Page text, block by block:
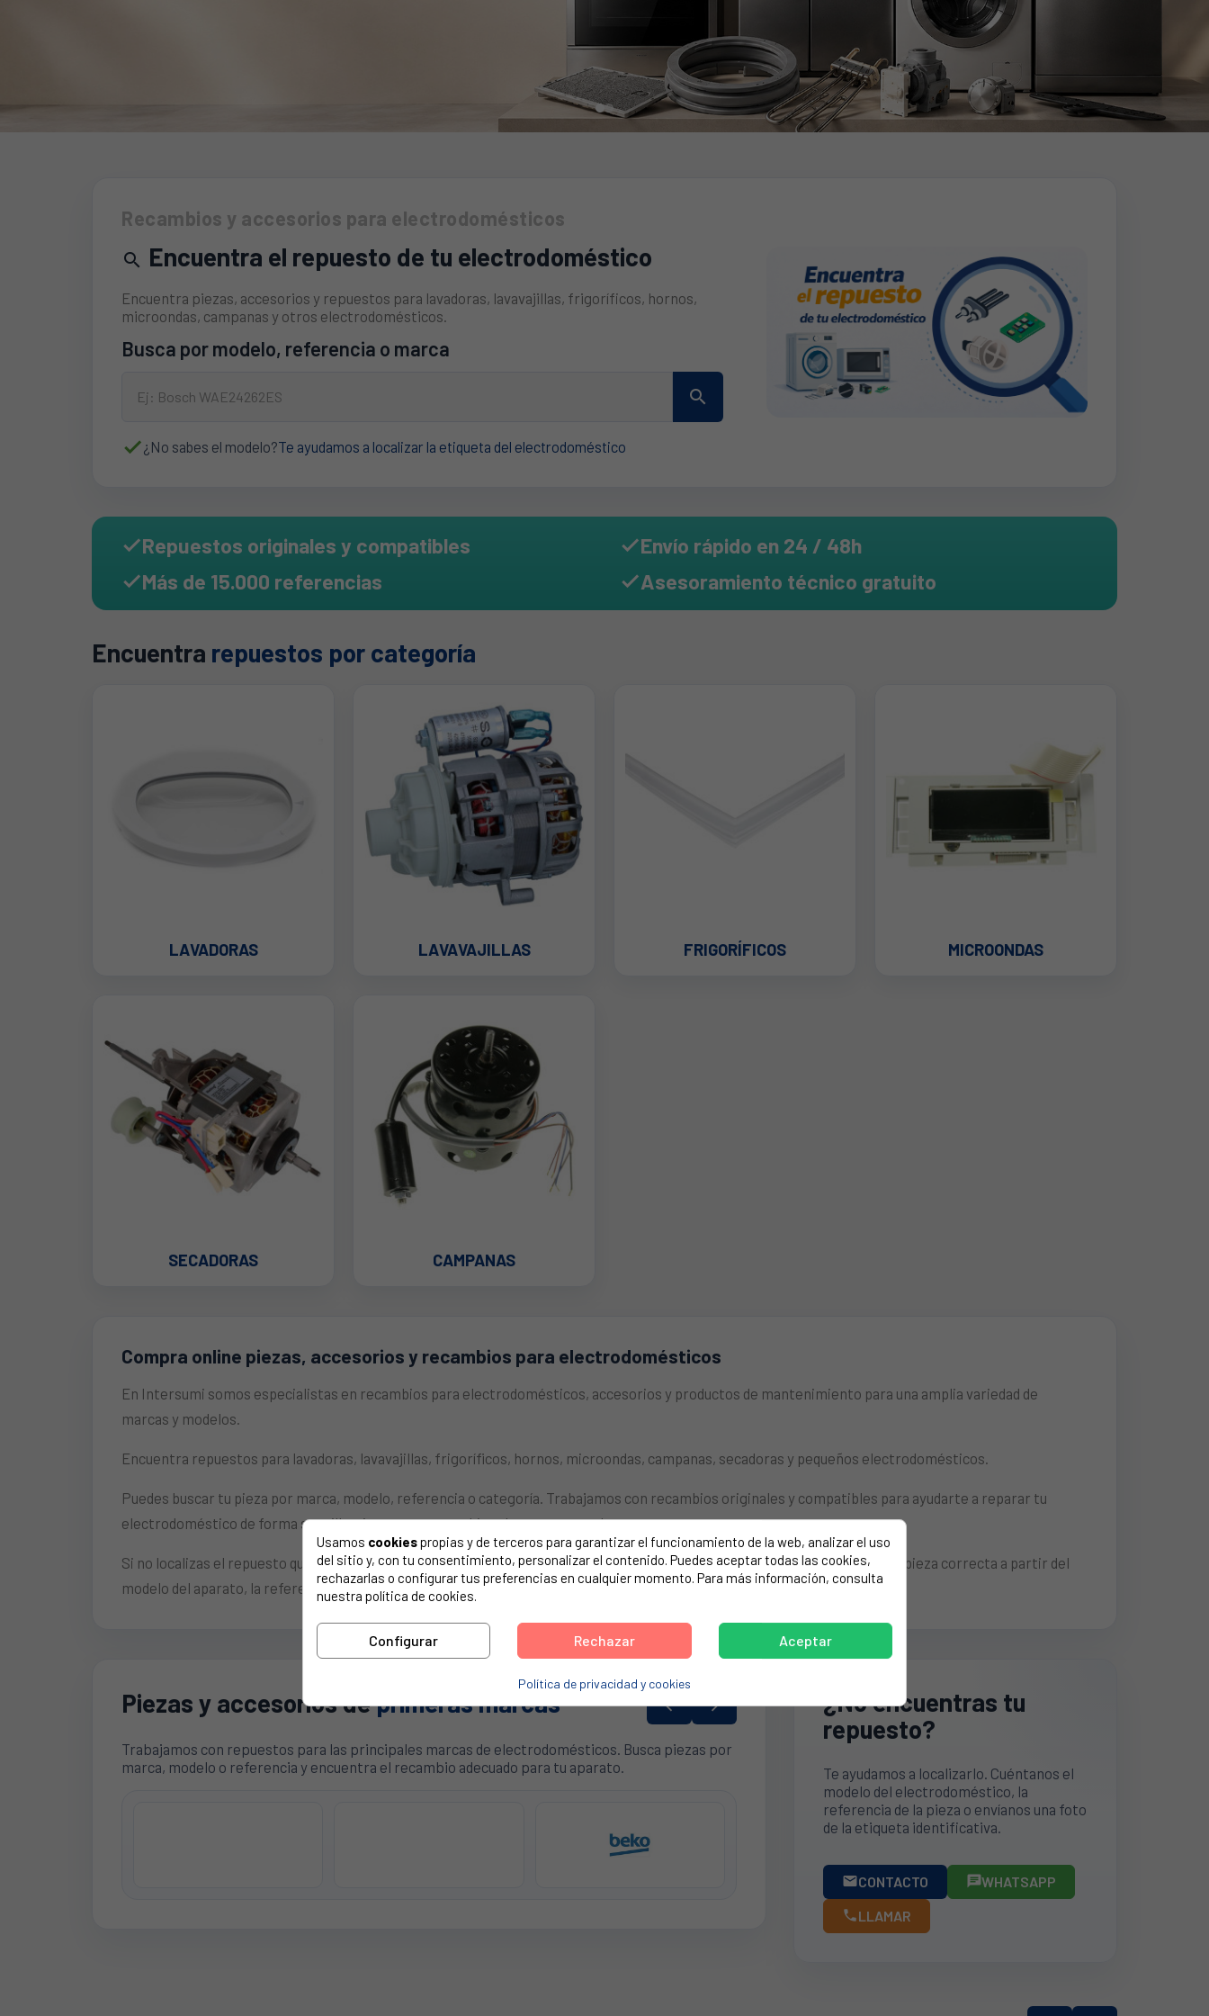
Piezas, accesorios y recambios para alargar la vida de tus
electrodomésticos.
Recambios y accesorios para electrodomésticos
 Encuentra el repuesto de tu electrodoméstico
Encuentra piezas, accesorios y repuestos para lavadoras, lavavajillas, frigoríficos, hornos,
microondas, campanas y otros electrodomésticos.
Busca por modelo, referencia o marca

 ¿No sabes el modelo?Te ayudamos a localizar la etiqueta del electrodoméstico
Repuestos originales y compatibles Envío rápido en 24 / 48h
Más de 15.000 referencias Asesoramiento técnico gratuito
Encuentra repuestos por categoría
LAVADORAS LAVAVAJILLAS FRIGORÍFICOS MICROONDAS
SECADORAS CAMPANAS
Compra online piezas, accesorios y recambios para electrodomésticos
En Intersumi somos especialistas en recambios para electrodomésticos, accesorios y productos de mantenimiento para una amplia variedad de
marcas y modelos.
Encuentra repuestos para lavadoras, lavavajillas, frigoríficos, hornos, microondas, campanas, secadoras y pequeños electrodomésticos.
Puedes buscar tu pieza por marca, modelo, referencia o categoría. Trabajamos con recambios originales y compatibles para ayudarte a reparar tu
electrodoméstico de forma sencilla, sin tener que cambiar el aparato completo.
Si no localizas el repuesto que necesitas, contacta con nuestro equipo de atención al cliente. Te ayudaremos a identificar la pieza correcta a partir del
modelo del aparato, la referencia del recambio o una foto de la etiqueta identificativa.
Piezas y accesorios deprimeras marcas  
Trabajamos con repuestos para las principales marcas de electrodomésticos. Busca piezas por
marca, modelo o referencia y encuentra el recambio adecuado para tu aparato.
¿No encuentras tu
repuesto?
Te ayudamos a localizarlo. Cuéntanos el
modelo del electrodoméstico, la
referencia de la pieza o envíanos una foto
de la etiqueta identificativa.
CONTACTO WHATSAPP
LLAMAR
Usamos cookiespropias y de terceros para garantizar el funcionamiento de la web, analizar el uso
del sitio y, con tu consentimiento, personalizar el contenido. Puedes aceptar todas las cookies,
rechazarlas o configurar tus preferencias en cualquier momento. Para más información, consulta
nuestra política de cookies.
Configurar Rechazar Aceptar
Política de privacidad y cookies